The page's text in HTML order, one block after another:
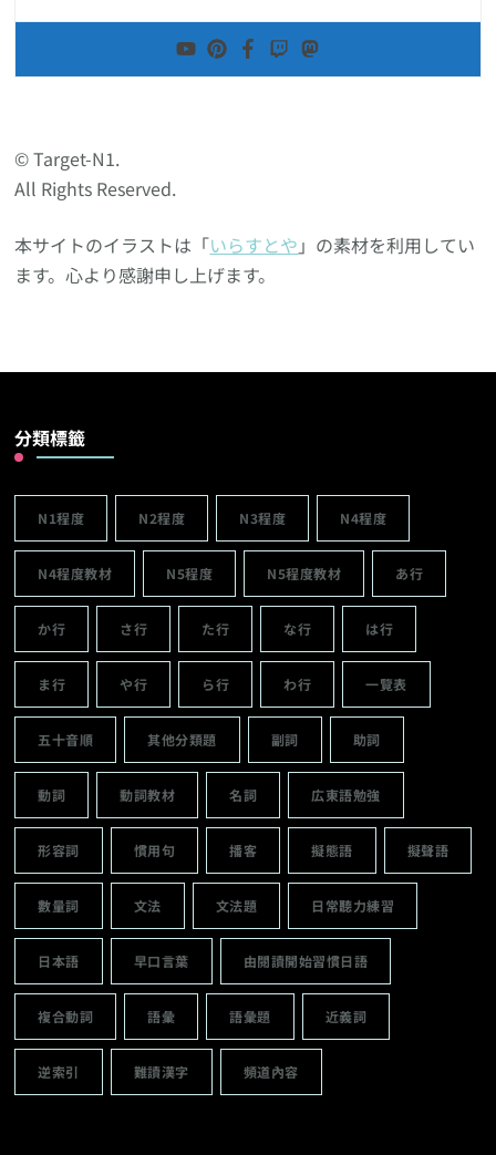
© Target-N1.
All Rights Reserved.
本サイトのイラストは「いらすとや 」の素材を利用してい
ます。心より感謝申し上げます。
分類標籤
N1程度 N2程度 N3程度 N4程度
N4程度教材 N5程度 N5程度教材 あ行
か行 さ行 た行 な行 は行
ま行 や行 ら行 わ行 一覽表
五十音順 其他分類題 副詞 助詞
動詞 動詞教材 名詞 広東語勉強
形容詞 慣用句 播客 擬態語 擬聲語
數量詞 文法 文法題 日常聽力練習
日本語 早口言葉 由閱讀開始習慣日語
複合動詞 語彙 語彙題 近義詞
逆索引 難讀漢字 頻道內容